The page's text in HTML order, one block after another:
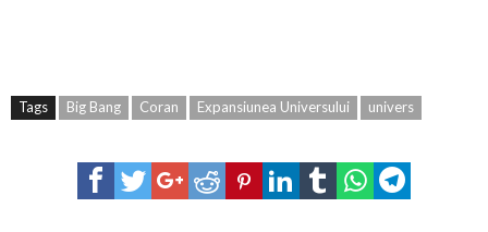
Tags Big Bang Coran Expansiunea Universului univers